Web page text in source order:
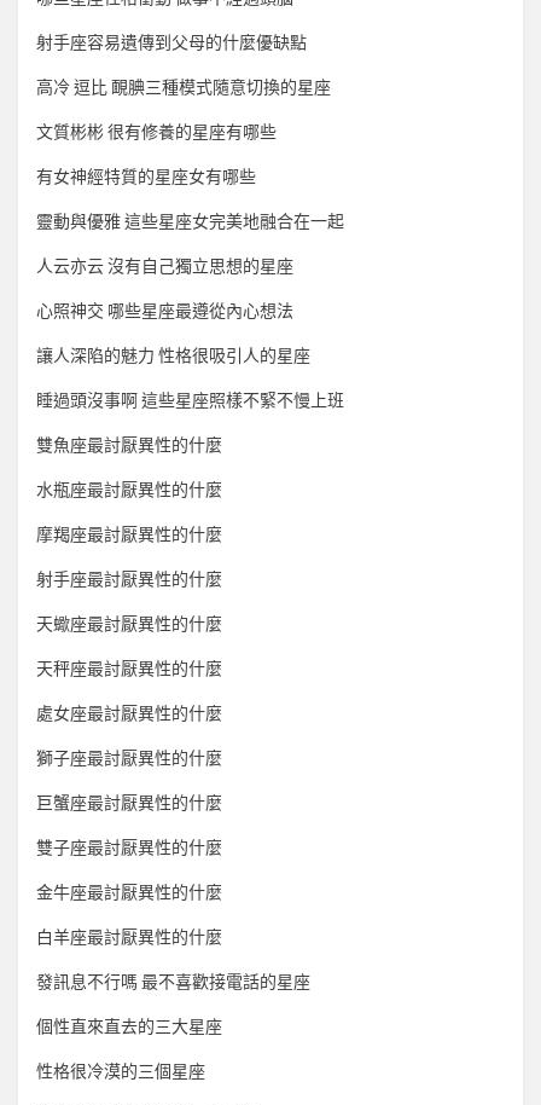
射手座容易遺傳到父母的什麼優缺點
高冷 逗比 靦腆三種模式隨意切換的星座
文質彬彬 很有修養的星座有哪些
有女神經特質的星座女有哪些
靈動與優雅 這些星座女完美地融合在一起
人云亦云 沒有自己獨立思想的星座
心照神交 哪些星座最遵從內心想法
讓人深陷的魅力 性格很吸引人的星座
睡過頭沒事啊 這些星座照樣不緊不慢上班
雙魚座最討厭異性的什麼
水瓶座最討厭異性的什麼
摩羯座最討厭異性的什麼
射手座最討厭異性的什麼
天蠍座最討厭異性的什麼
天秤座最討厭異性的什麼
處女座最討厭異性的什麼
獅子座最討厭異性的什麼
巨蟹座最討厭異性的什麼
雙子座最討厭異性的什麼
金牛座最討厭異性的什麼
白羊座最討厭異性的什麼
發訊息不行嗎 最不喜歡接電話的星座
個性直來直去的三大星座
性格很冷漠的三個星座